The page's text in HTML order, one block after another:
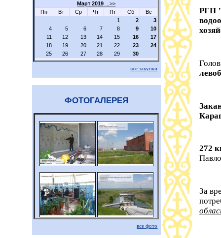
Март 2019
...>>
Пн
Вт Ср Чт Пт Сб
Вс
1
2
3
4
5 6 7 8 9
10
11
12 13 14 15 16
17
18
19 20 21 22 23
24
25
26 27 28 29 30
все закупки
ФОТОГАЛЕРЕЯ
все фото
РГП
272
За